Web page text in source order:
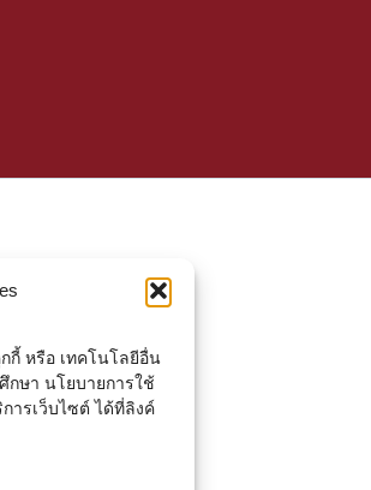
กี้ หรือ เทคโนโลยีอื่น
กษา นโยบายการใช้
ารเว็บไซต์ ได้ที่ลิงค์